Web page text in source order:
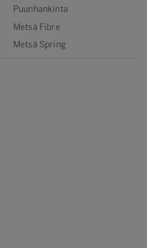
Puunhankinta
Metsä Fibre
Metsä Spring